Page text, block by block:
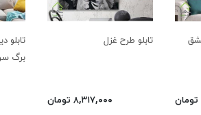
تابلو طرح غزل
۸,۳۱۷,۰۰۰ تومان
تابلو
برگ